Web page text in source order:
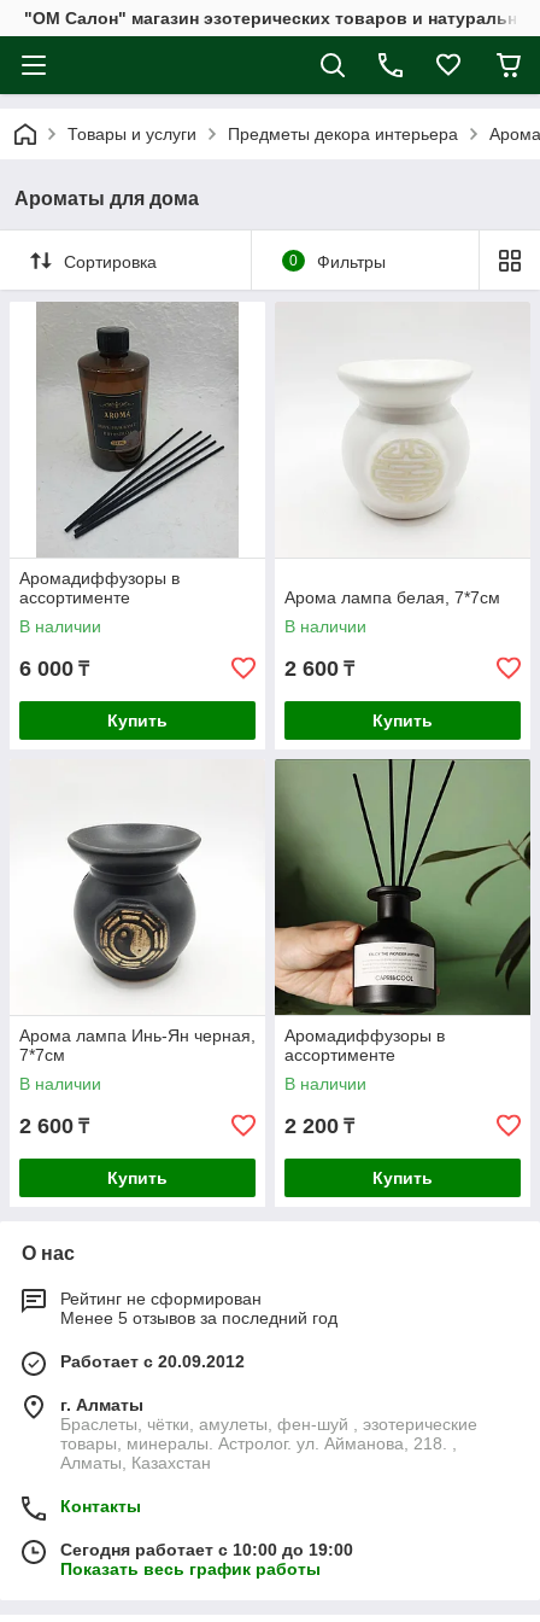
"ОМ Салон" магазин эзотерических товаров и
Товары и услуги Предметы декора интерьера
Ароматы для дома
Сортировка 0 Фильтры
Аромадиффузоры в
ассортименте
В наличии
6 000 ₸
Купить
Арома лампа белая, 7*7см
В наличии
2 600 ₸
Купить
Арома лампа Инь-Ян черная,
7*7см
В наличии
2 600 ₸
Купить
Аромадиффузоры в
ассортименте
В наличии
2 200 ₸
Купить
О нас
Рейтинг не сформирован
Менее 5 отзывов за последний год
Работает с 20.09.2012
г. Алматы
Браслеты, чётки, амулеты, фен-шуй , эзотерические
товары, минералы. Астролог. ул. Айманова, 218. ,
Алматы, Казахстан
Контакты
Сегодня работает с 10:00 до 19:00
Показать весь график работы